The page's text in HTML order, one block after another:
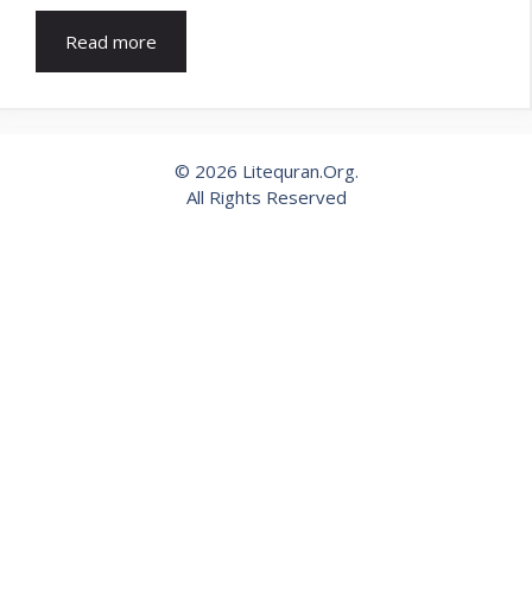
Read more
© 2026 Litequran.Org.
All Rights Reserved